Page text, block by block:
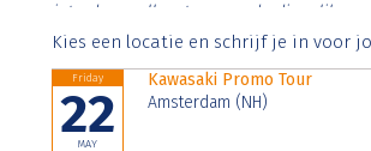
interdum nulla, ut commodo diam libero
Aenean faucibus nibh et justo cursus id
Kies een locatie en schrijf je in voor
Friday
22
MAY
Kawasaki Promo Tour
Amsterdam (NH)